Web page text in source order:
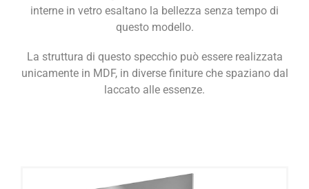
interne in vetro esaltano la bellezza senza tempo di
questo modello.
La struttura di questo specchio può essere realizzata
unicamente in MDF, in diverse finiture che spaziano dal
laccato alle essenze.